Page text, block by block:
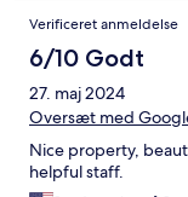
Verificeret anmeldelse
6/10 Godt
27. maj 2024
Oversæt med
Nice property,
helpful staff.